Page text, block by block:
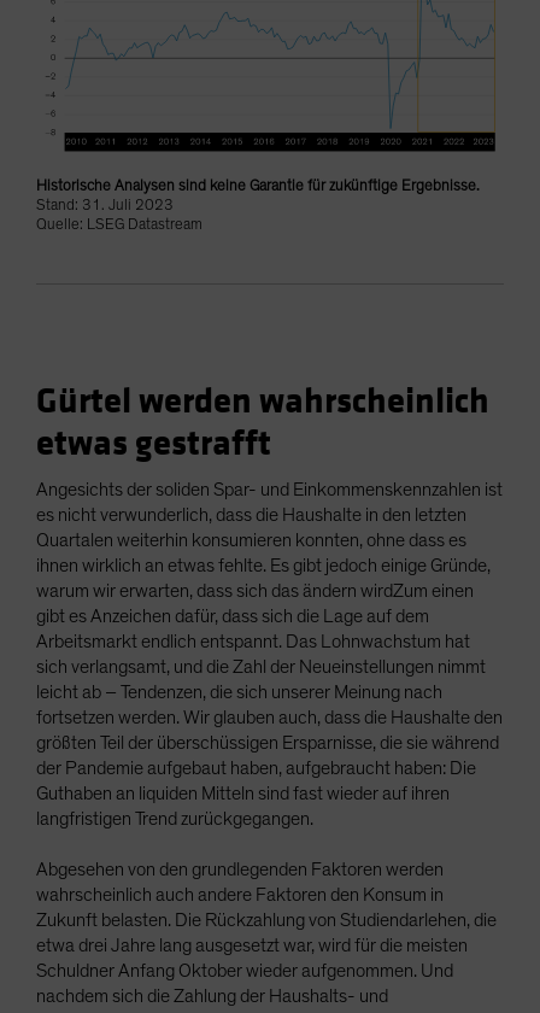
Historische Analysen sind keine Garantie für zukünftige Ergebnisse.
Stand: 31. Juli 2023
Quelle: LSEG Datastream
Gürtel werden wahrscheinlich
etwas gestrafft
Angesichts der soliden Spar- und Einkommenskennzahlen ist
es nicht verwunderlich, dass die Haushalte in den letzten
Quartalen weiterhin konsumieren konnten, ohne dass es
ihnen wirklich an etwas fehlte. Es gibt jedoch einige Gründe,
warum wir erwarten, dass sich das ändern wirdZum einen
gibt es Anzeichen dafür, dass sich die Lage auf dem
Arbeitsmarkt endlich entspannt. Das Lohnwachstum hat
sich verlangsamt, und die Zahl der Neueinstellungen nimmt
leicht ab – Tendenzen, die sich unserer Meinung nach
fortsetzen werden. Wir glauben auch, dass die Haushalte den
größten Teil der überschüssigen Ersparnisse, die sie während
der Pandemie aufgebaut haben, aufgebraucht haben: Die
Guthaben an liquiden Mitteln sind fast wieder auf ihren
langfristigen Trend zurückgegangen.
Abgesehen von den grundlegenden Faktoren werden
wahrscheinlich auch andere Faktoren den Konsum in
Zukunft belasten. Die Rückzahlung von Studiendarlehen, die
etwa drei Jahre lang ausgesetzt war, wird für die meisten
Schuldner Anfang Oktober wieder aufgenommen. Und
nachdem sich die Zahlung der Haushalts- und